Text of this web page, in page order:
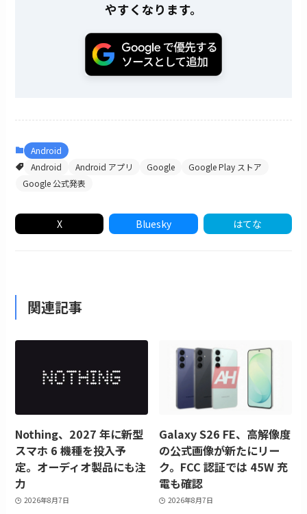
やすくなります。
Android
Android
Android アプリ Google
Google Play ストア
Google 公式発表
X Bluesky はてな
関連記事
Nothing、2027 年に新型
スマホ 6 機種を投入予
定。オーディオ製品にも注
力
2026年8月7日
Galaxy S26 FE、高解像度
の公式画像が新たにリー
ク。FCC 認証では 45W 充
電も確認
2026年8月7日